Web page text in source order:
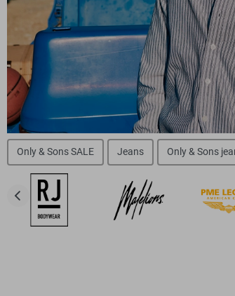
Only & Sons SALE Jeans Only & Sons